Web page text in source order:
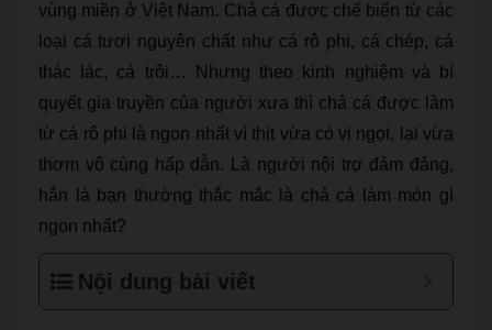
vùng miền ở Việt Nam. Chả cá được chế biến từ các
loại cá tươi nguyên chất như cá rô phi, cá chép, cá
thác lác, cá trôi… Nhưng theo kinh nghiệm và bí
quyết gia truyền của người xưa thì chả cá được làm
từ cá rô phi là ngon nhất vì thịt vừa có vị ngọt, lại vừa
thơm vô cùng hấp dẫn. Là người nội trợ đảm đảng,
hẳn là bạn thường thắc mắc là chả cá làm món gì
ngon nhất?
Nội dung bài viết